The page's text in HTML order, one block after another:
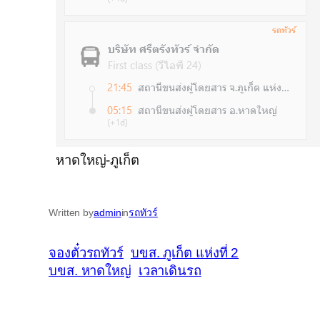
หาดใหญ่-ภูเก็ต
Written byadmininรถทัวร์
จองตั๋วรถทัวร์ บขส. ภูเก็ต แห่งที่ 2
บขส. หาดใหญ่ เวลาเดินรถ